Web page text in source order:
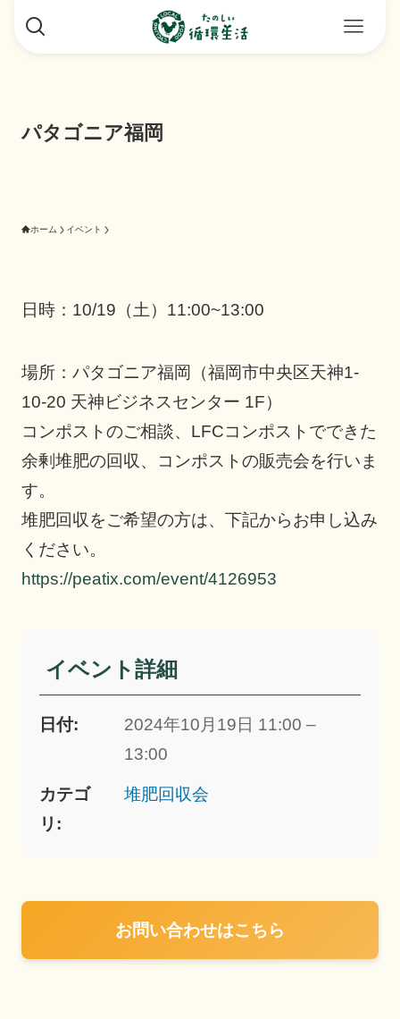
パタゴニア福岡
ホーム イベント
日時：10/19（土）11:00~13:00
場所：パタゴニア福岡（福岡市中央区天神1-
10-20 天神ビジネスセンター 1F）
コンポストのご相談、LFCコンポストでできた
余剰堆肥の回収、コンポストの販売会を行いま
す。
堆肥回収をご希望の方は、下記からお申し込み
ください。
https://peatix.com/event/4126953
イベント詳細
日付:
2024年10月19日 11:00 –
13:00
カテゴ
リ:
堆肥回収会
お問い合わせはこちら